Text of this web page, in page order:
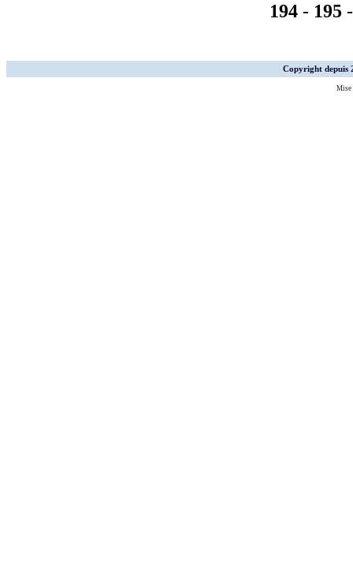
194 - 195
Copyright depuis
Mise